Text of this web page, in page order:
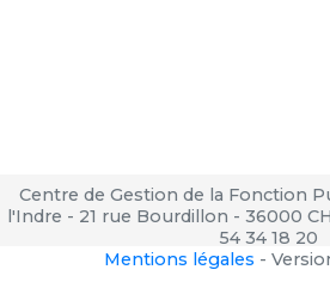
Centre de Gestion de la Fonction
l'Indre - 21 rue Bourdillon - 36000
54 34 18 20
Mentions légales -